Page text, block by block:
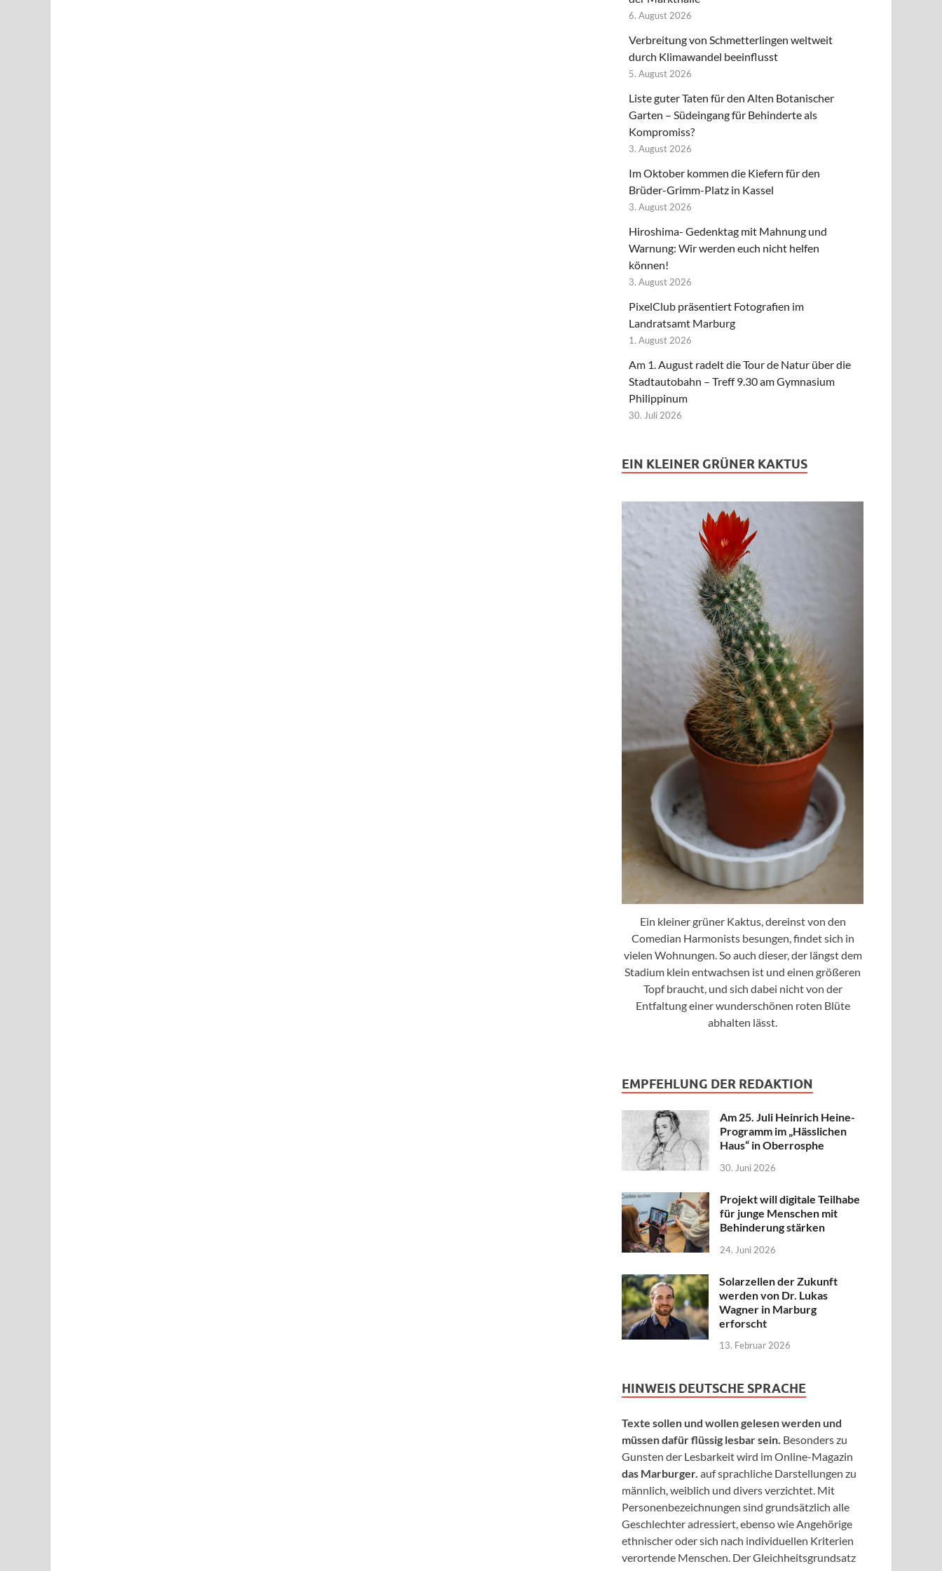
6. August 2026
Verbreitung von Schmetterlingen weltweit
durch Klimawandel beeinflusst
5. August 2026
Liste guter Taten für den Alten Botanischer
Garten – Südeingang für Behinderte als
Kompromiss?
3. August 2026
Im Oktober kommen die Kiefern für den
Brüder-Grimm-Platz in Kassel
3. August 2026
Hiroshima- Gedenktag mit Mahnung und
Warnung: Wir werden euch nicht helfen
können!
3. August 2026
PixelClub präsentiert Fotografien im
Landratsamt Marburg
1. August 2026
Am 1. August radelt die Tour de Natur über die
Stadtautobahn – Treff 9.30 am Gymnasium
Philippinum
30. Juli 2026
EIN KLEINER GRÜNER KAKTUS
Ein kleiner grüner Kaktus, dereinst von den
Comedian Harmonists besungen, findet sich in
vielen Wohnungen. So auch dieser, der längst dem
Stadium klein entwachsen ist und einen größeren
Topf braucht, und sich dabei nicht von der
Entfaltung einer wunderschönen roten Blüte
abhalten lässt.
EMPFEHLUNG DER REDAKTION
Am 25. Juli Heinrich Heine-
Programm im „Hässlichen
Haus“ in Oberrosphe
30. Juni 2026
Projekt will digitale Teilhabe
für junge Menschen mit
Behinderung stärken
24. Juni 2026
Solarzellen der Zukunft
werden von Dr. Lukas
Wagner in Marburg
erforscht
13. Februar 2026
HINWEIS DEUTSCHE SPRACHE
Texte sollen und wollen gelesen werden und
müssen dafür flüssig lesbar sein. Besonders zu
Gunsten der Lesbarkeit wird im Online-Magazin
das Marburger. auf sprachliche Darstellungen zu
männlich, weiblich und divers verzichtet. Mit
Personenbezeichnungen sind grundsätzlich alle
Geschlechter adressiert, ebenso wie Angehörige
ethnischer oder sich nach individuellen Kriterien
verortende Menschen. Der Gleichheitsgrundsatz